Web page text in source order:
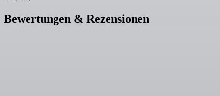
Bewertungen & Rezensionen